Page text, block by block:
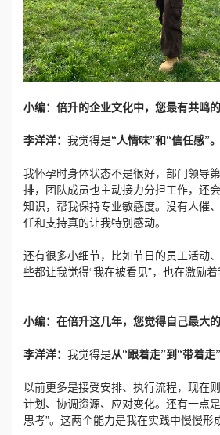
小编：倍升的企业文化中，您最有共鸣的
李洋洋： 我觉得是“人情味”和“信任感”。
我怀孕时身体状态不是很好，部门领导
排，团队成员也主动接力分担工作，还
知识，帮我保持专业敏感度。没有人催
任和支持真的让我特别感动。
还有很多小细节，比如节日的员工活动
些都让我觉得“我在被看见”，也在激励着
小编：在倍升这几年，您觉得自己最大
李洋洋： 我觉得是从“跟着走”到“带着走”
以前更多是接受安排、执行流程，现在
计划、协调资源、应对变化。还有一点
思考”。这两个能力是我在实践中慢慢形